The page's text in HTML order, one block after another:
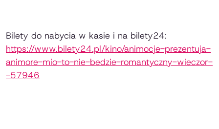
Bilety do nabycia w kasie i na bilety24:
https://www.bilety24.pl/kino/animocje-prezentuja-
animore-mio-to-nie-bedzie-romantyczny-wieczor-
-57946